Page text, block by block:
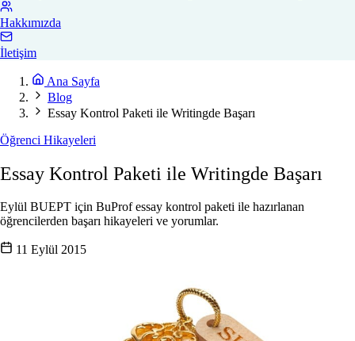
Hakkımızda
İletişim
Ana Sayfa
Blog
Essay Kontrol Paketi ile Writingde Başarı
Öğrenci Hikayeleri
Essay Kontrol Paketi ile Writingde Başarı
Eylül BUEPT için BuProf essay kontrol paketi ile hazırlanan
öğrencilerden başarı hikayeleri ve yorumlar.
11 Eylül 2015